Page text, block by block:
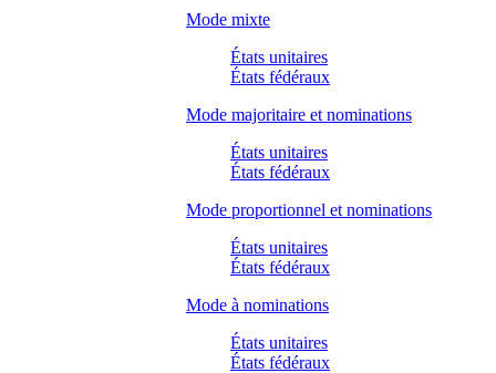
Mode mixte
États unitaires
États fédéraux
Mode majoritaire et nominations
États unitaires
États fédéraux
Mode proportionnel et nominations
États unitaires
États fédéraux
Mode à nominations
États unitaires
États fédéraux